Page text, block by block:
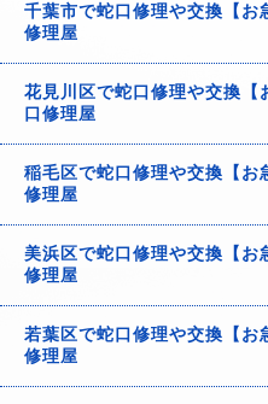
千葉市で蛇口修理や交換【
修理屋
花見川区で蛇口修理や交換
口修理屋
稲毛区で蛇口修理や交換【
修理屋
美浜区で蛇口修理や交換【
修理屋
若葉区で蛇口修理や交換【
修理屋